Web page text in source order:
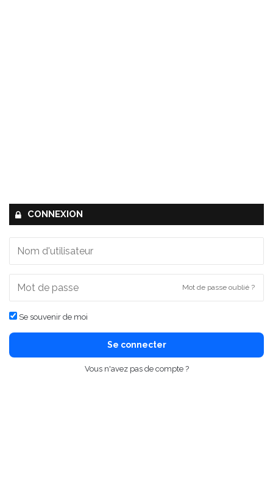
CONNEXION
Mot de passe oublié ?
Se souvenir de moi
Se connecter
Vous n'avez pas de compte ?